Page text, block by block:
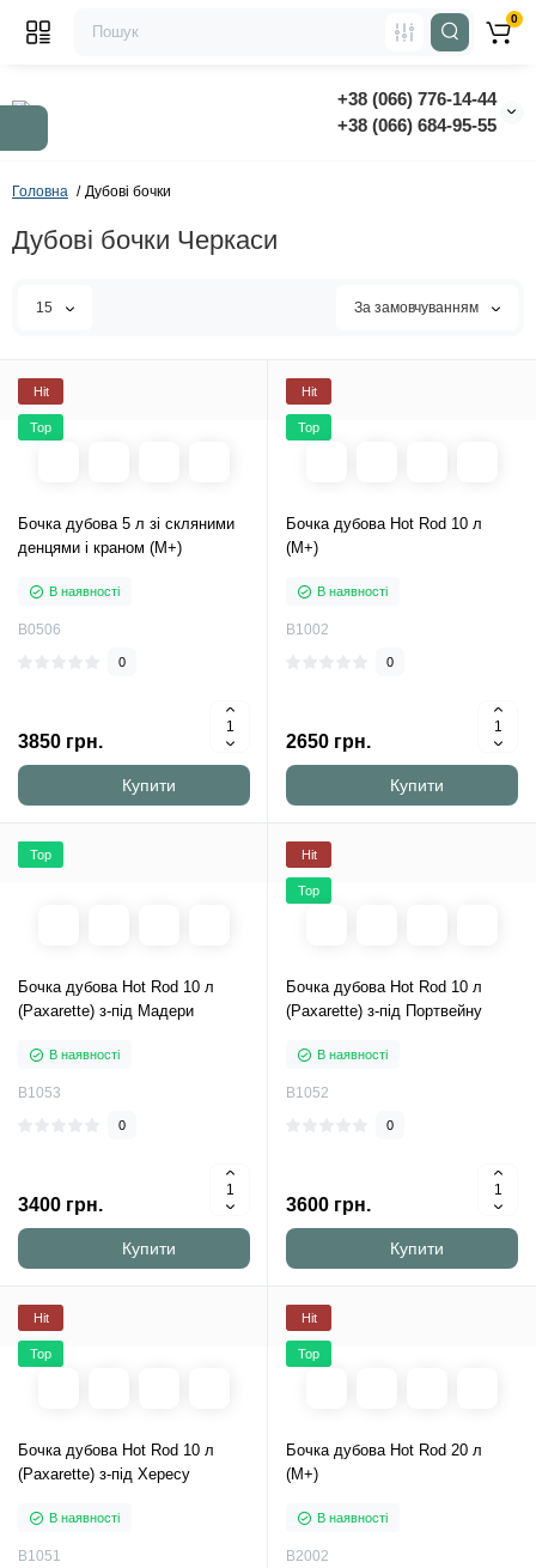
+38 (066) 776-14-44
‭+38 (066) 684-95-55‬
0
Головна Дубові бочки
Дубові бочки Черкаси
15 За замовчуванням
Hit
Top
Бочка дубова 5 л зі скляними
денцями і краном (М+)
В наявності
B0506
0
3850 грн.
Купити
Hit
Top
Бочка дубова Hot Rod 10 л
(M+)
В наявності
B1002
0
2650 грн.
Купити
Top
Бочка дубова Hot Rod 10 л
(Paxarette) з-під Мадери
В наявності
B1053
0
3400 грн.
Купити
Hit
Top
Бочка дубова Hot Rod 10 л
(Paxarette) з-під Портвейну
В наявності
B1052
0
3600 грн.
Купити
Hit
Top
Бочка дубова Hot Rod 10 л
(Paxarette) з-під Хересу
В наявності
B1051
Hit
Top
Бочка дубова Hot Rod 20 л
(M+)
В наявності
B2002